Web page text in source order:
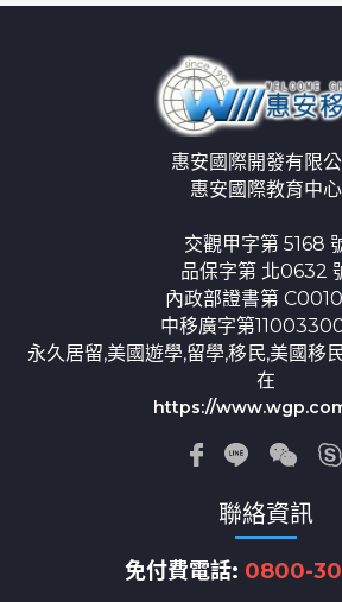
惠安國際開發有限
惠安國際教育中心
交觀甲字第 5168
品保字第 北0632
內政部證書第
中移廣字第
永久居留,美國遊學,留學,移民,美國移
在
https://
聯絡資訊
免付費電話: 0800-